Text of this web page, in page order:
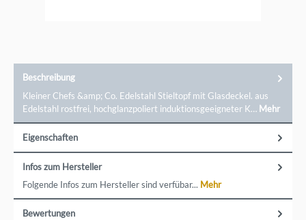
Beschreibung
Kleiner Chefs &amp; Co. Edelstahl Stieltopf mit Glasdeckel. aus
Edelstahl rostfrei, hochglanzpoliert induktionsgeeigneter K… Mehr
Eigenschaften
Infos zum Hersteller
Folgende Infos zum Hersteller sind verfübar... Mehr
Bewertungen